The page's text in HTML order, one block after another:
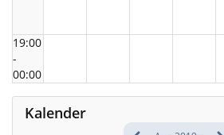
19:00
-
00:00
Kalender